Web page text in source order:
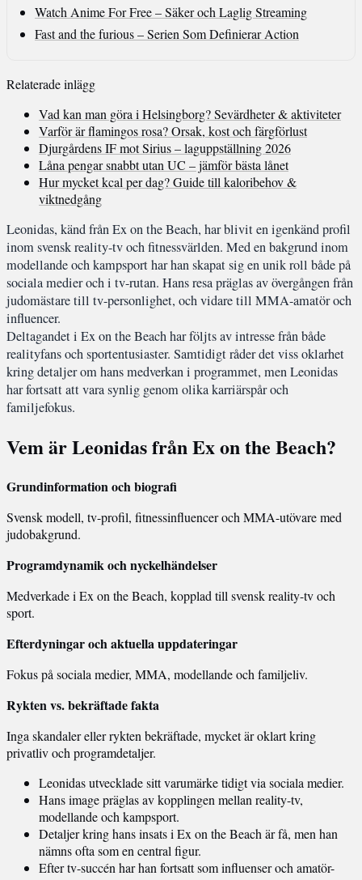
Watch Anime For Free – Säker och Laglig Streaming
Fast and the furious – Serien Som Definierar Action
Relaterade inlägg
Vad kan man göra i Helsingborg? Sevärdheter & aktiviteter
Varför är flamingos rosa? Orsak, kost och färgförlust
Djurgårdens IF mot Sirius – laguppställning 2026
Låna pengar snabbt utan UC – jämför bästa lånet
Hur mycket kcal per dag? Guide till kaloribehov &
viktnedgång
Leonidas, känd från Ex on the Beach, har blivit en igenkänd profil
inom svensk reality-tv och fitnessvärlden. Med en bakgrund inom
modellande och kampsport har han skapat sig en unik roll både på
sociala medier och i tv-rutan. Hans resa präglas av övergången från
judomästare till tv-personlighet, och vidare till MMA-amatör och
influencer.
Deltagandet i Ex on the Beach har följts av intresse från både
realityfans och sportentusiaster. Samtidigt råder det viss oklarhet
kring detaljer om hans medverkan i programmet, men Leonidas
har fortsatt att vara synlig genom olika karriärspår och
familjefokus.
Vem är Leonidas från Ex on the Beach?
Grundinformation och biografi
Svensk modell, tv-profil, fitnessinfluencer och MMA-utövare med
judobakgrund.
Programdynamik och nyckelhändelser
Medverkade i Ex on the Beach, kopplad till svensk reality-tv och
sport.
Efterdyningar och aktuella uppdateringar
Fokus på sociala medier, MMA, modellande och familjeliv.
Rykten vs. bekräftade fakta
Inga skandaler eller rykten bekräftade, mycket är oklart kring
privatliv och programdetaljer.
Leonidas utvecklade sitt varumärke tidigt via sociala medier.
Hans image präglas av kopplingen mellan reality-tv,
modellande och kampsport.
Detaljer kring hans insats i Ex on the Beach är få, men han
nämns ofta som en central figur.
Efter tv-succén har han fortsatt som influenser och amatör-